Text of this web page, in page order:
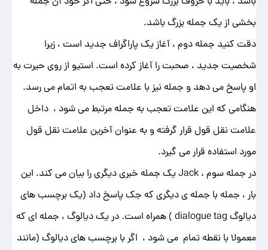
بخشی از یک جمله بزرگ باشد.
دقت کنید جمله دوم ، آغاز یک پاراگراف جدید است ، زیرا
شخصیت جدید ، صحبت را آغاز کرده است. استیو از روی حیرت به
او پاسخ می دهد و جمله نیز با علامت تعجب به اتمام می رسد.
هنگامی که این علامت تعجب به جمله مرتبط می شود ، داخل
علامت نقل قول قرار گرفته و به عنوان آخرین علامت نقل قول
مورد استفاده قرار می گیرد.
در جمله سوم ، Jack یک جمله خبری دیگری را بیان می کند. این
بار ، جمله با جمله ی دیگری که جک پاسخ داد (یک برچسب های
دیالوگ dialogue tag ) همراه است. در یک دیالوگ ، جمله ای که
معمولا با نقطه تمام می شود ، اگر با برچسب های دیالوگ (مانند